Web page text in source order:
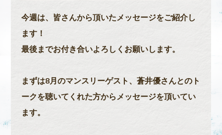
今週は、皆さんから頂いたメッセージをご紹介し
ます！
最後までお付き合いよろしくお願いします。
まずは8月のマンスリーゲスト、蒼井優さんとのト
ークを聴いてくれた方からメッセージを頂いてい
ます。